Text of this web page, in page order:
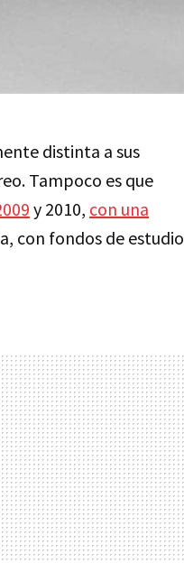
distinta a sus
Tampoco es que
y 2010, con una
con fondos de estudio